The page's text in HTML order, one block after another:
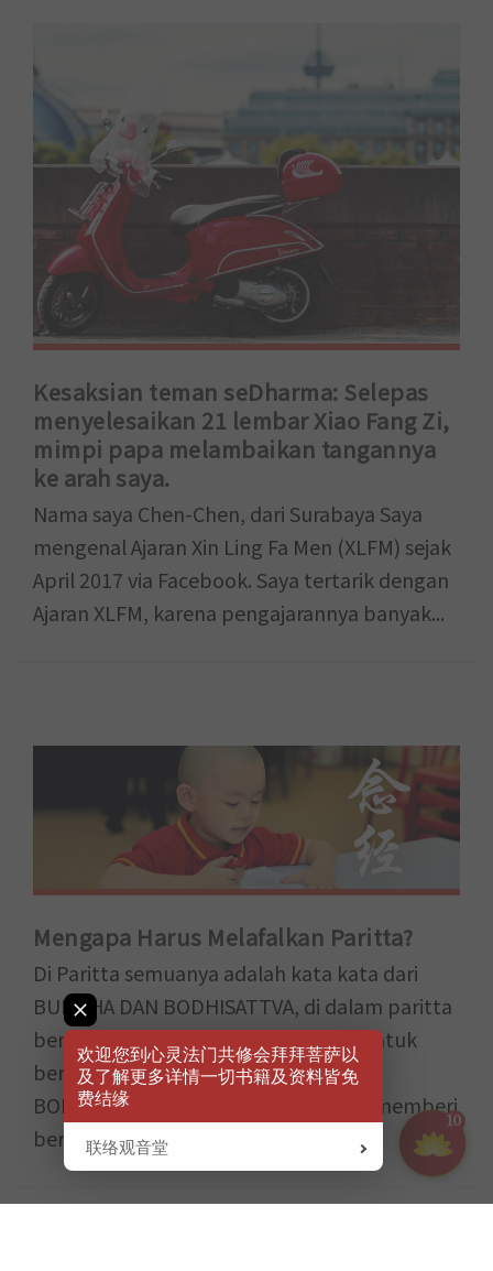
Kesaksian teman seDharma: Selepas
menyelesaikan 21 lembar Xiao Fang Zi,
mimpi papa melambaikan tangannya
ke arah saya.
Nama saya Chen-Chen, dari Surabaya Saya
mengenal Ajaran Xin Ling Fa Men (XLFM) sejak
April 2017 via Facebook. Saya tertarik dengan
Ajaran XLFM, karena pengajarannya banyak...
Mengapa Harus Melafalkan Paritta?
Di Paritta semuanya adalah kata kata dari
BUDDHA DAN BODHISATTVA, di dalam paritta
berisi ketulusan dan niat nyata kita untuk
bertobat, lebihnya juga ada BUDDHA,
BODHISATTVA DAN PARA DEWA yang memberi
berkah dan memberkati kita....
欢迎您到心灵法门共修会拜拜菩萨以
及了解更多详情一切书籍及资料皆免
费结缘
联络观音堂
10